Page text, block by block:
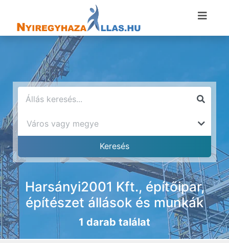
Harsányi2001 Kft., építőipar,
építészet állások és munkák
1 darab találat